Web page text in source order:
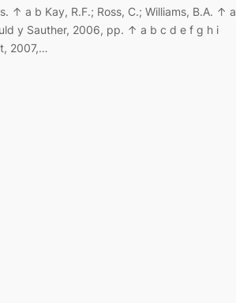
↑ a b Kay, R.F.; Ross, C.; Williams, B.A. ↑ a
y Sauther, 2006, pp. ↑ a b c d e f g h i
2007,…